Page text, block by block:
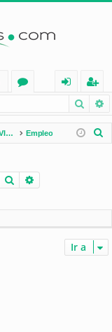
os
nt
ifi
e
eg
ist
ra
INGENIERÍA CIVIL (España) Empleo
r
Buscar
Ir a